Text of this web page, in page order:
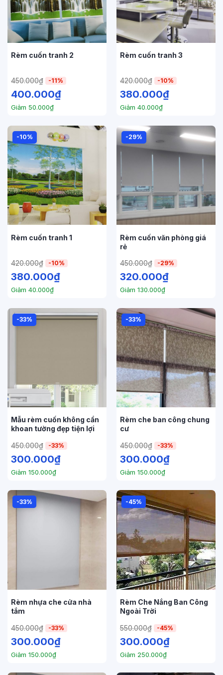
Rèm cuốn tranh 2
450.000₫ -11%
400.000₫
Giảm 50.000₫
Rèm cuốn tranh 3
420.000₫ -10%
380.000₫
Giảm 40.000₫
-10%
Rèm cuốn tranh 1
420.000₫ -10%
380.000₫
Giảm 40.000₫
-29%
Rèm cuốn văn phòng giá
rẻ
450.000₫ -29%
320.000₫
Giảm 130.000₫
-33%
Mẫu rèm cuốn không cần
khoan tường đẹp tiện lợi
450.000₫ -33%
300.000₫
Giảm 150.000₫
-33%
Rèm che ban công chung
cư
450.000₫ -33%
300.000₫
Giảm 150.000₫
-33%
Rèm nhựa che cửa nhà
tắm
450.000₫ -33%
300.000₫
Giảm 150.000₫
-45%
Rèm Che Nắng Ban Công
Ngoài Trời
550.000₫ -45%
300.000₫
Giảm 250.000₫